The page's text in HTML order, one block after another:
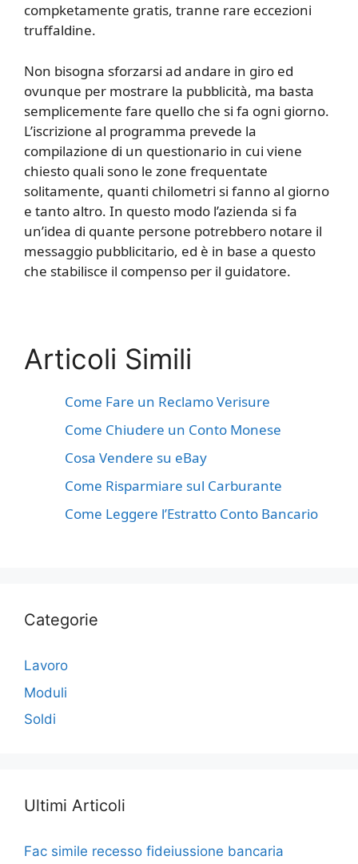
compketamente gratis, tranne rare eccezioni
truffaldine.
Non bisogna sforzarsi ad andare in giro ed
ovunque per mostrare la pubblicità, ma basta
semplicemente fare quello che si fa ogni giorno.
L’iscrizione al programma prevede la
compilazione di un questionario in cui viene
chiesto quali sono le zone frequentate
solitamente, quanti chilometri si fanno al giorno
e tanto altro. In questo modo l’azienda si fa
un’idea di quante persone potrebbero notare il
messaggio pubblicitario, ed è in base a questo
che stabilisce il compenso per il guidatore.
Articoli Simili
Come Fare un Reclamo Verisure
Come Chiudere un Conto Monese
Cosa Vendere su eBay
Come Risparmiare sul Carburante
Come Leggere l’Estratto Conto Bancario
Categorie
Lavoro
Moduli
Soldi
Ultimi Articoli
Fac simile recesso fideiussione bancaria​